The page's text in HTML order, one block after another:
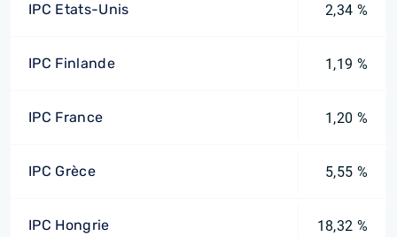
IPC Etats-Unis 2,34 %
IPC Finlande 1,19 %
IPC France 1,20 %
IPC Grèce 5,55 %
IPC Hongrie 18,32 %